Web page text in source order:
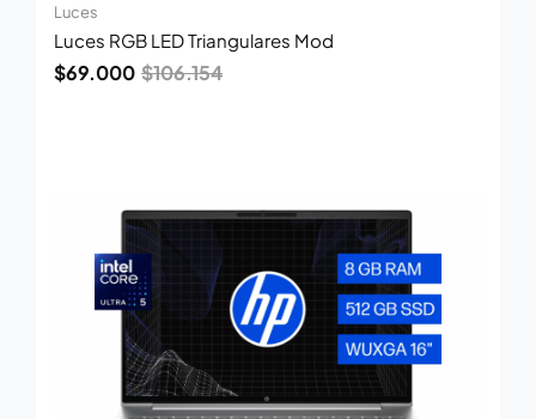
Luces
Luces RGB LED Triangulares Mod
$106.154
$69.000